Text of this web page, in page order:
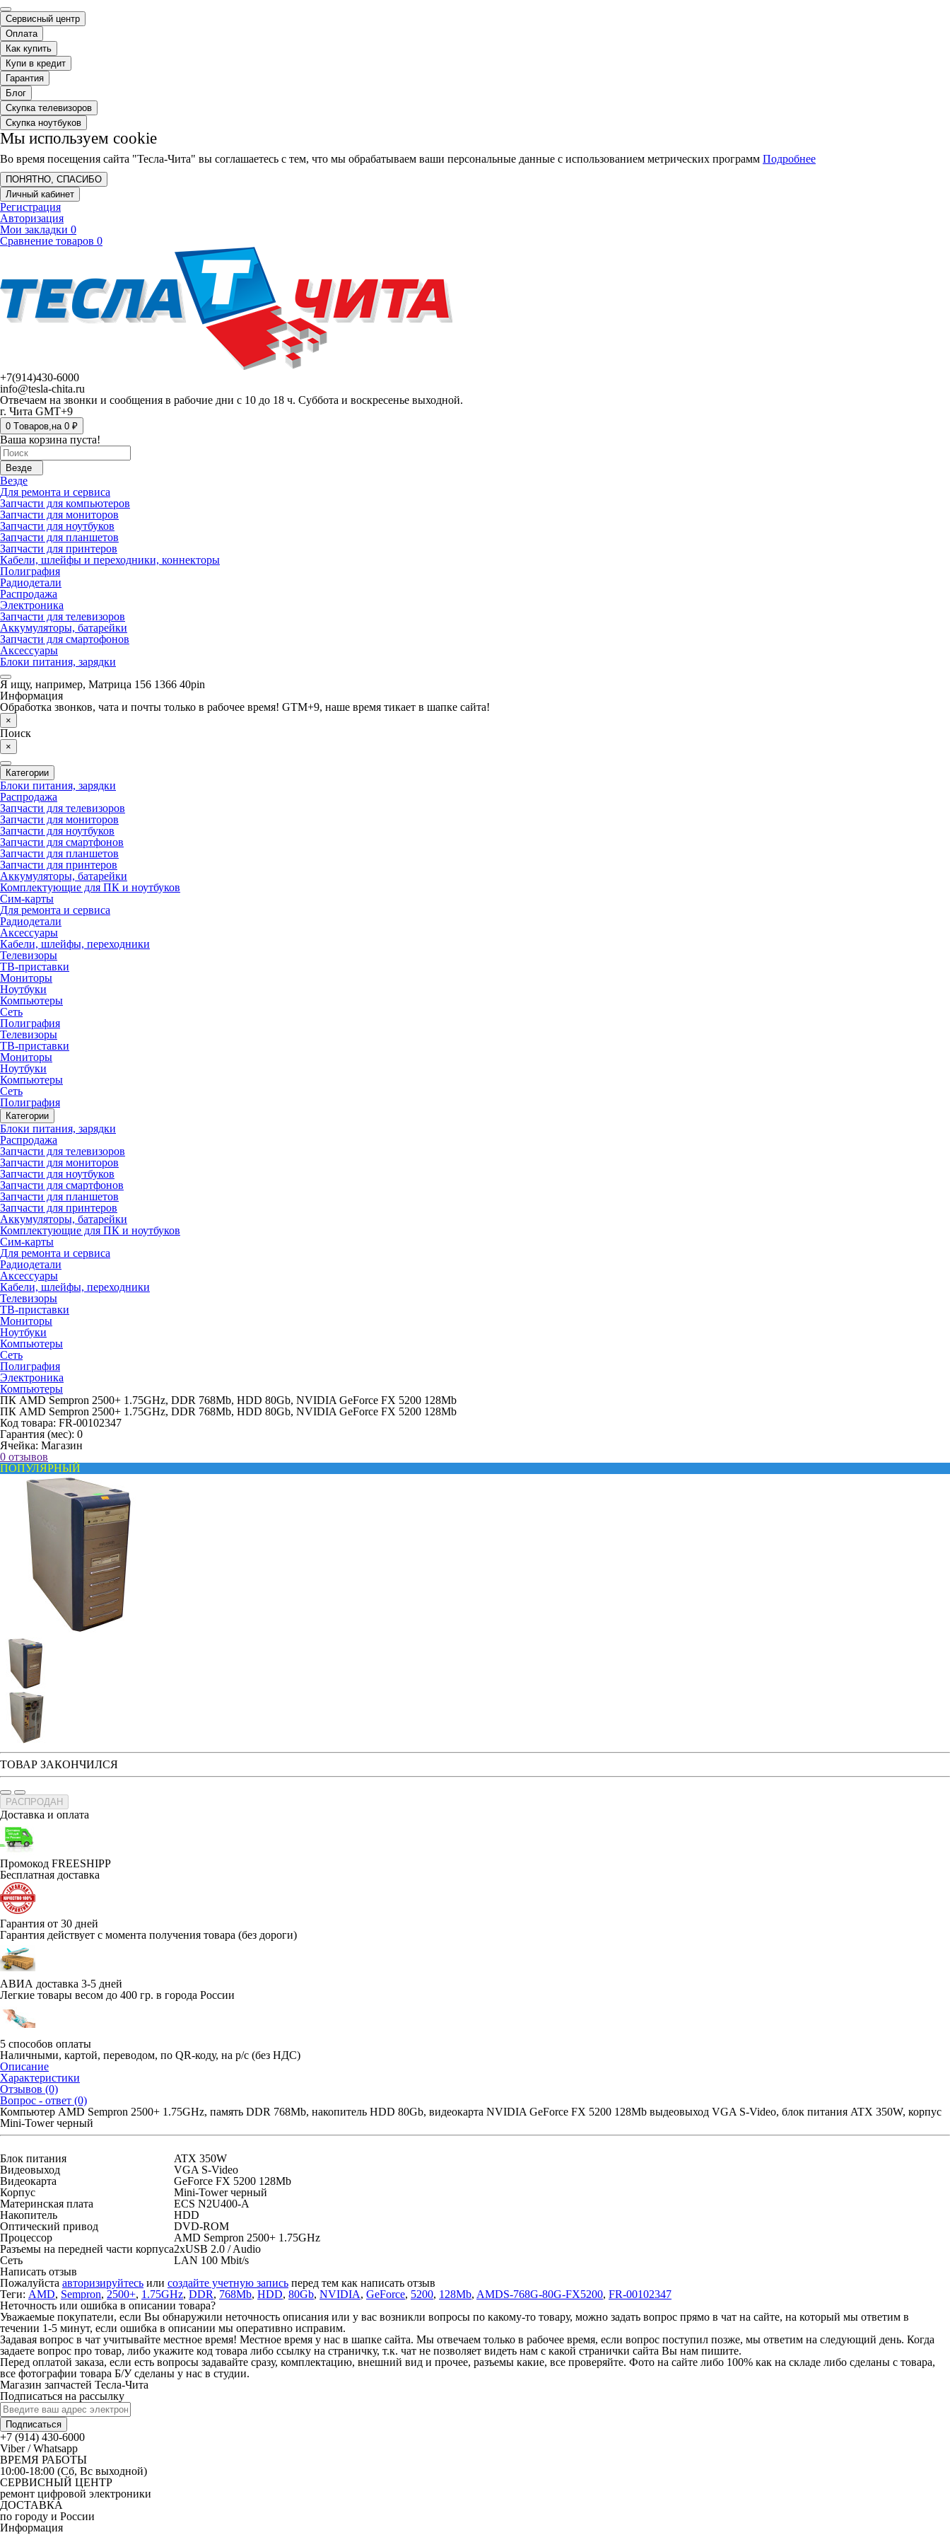
Сервисный центр
Оплата
Как купить
Купи в кредит
Гарантия
Блог
Скупка телевизоров
Скупка ноутбуков
Мы используем cookie
Во время посещения сайта "Тесла-Чита" вы соглашаетесь с тем, что мы обрабатываем ваши персональные данные с использованием метрических программ Подробнее
ПОНЯТНО, СПАСИБО
Личный кабинет
Регистрация
Авторизация
Мои закладки 0
Сравнение товаров 0
+7(914)430-6000
info@tesla-chita.ru
Отвечаем на звонки и сообщения в рабочие дни с 10 до 18 ч. Суббота и воскресенье выходной.
г. Чита GMT+9
0 Tоваров,на 0 ₽
Ваша корзина пуста!
Везде
Везде
Для ремонта и сервиса
Запчасти для компьютеров
Запчасти для мониторов
Запчасти для ноутбуков
Запчасти для планшетов
Запчасти для принтеров
Кабели, шлейфы и переходники, коннекторы
Полиграфия
Радиодетали
Распродажа
Электроника
Запчасти для телевизоров
Аккумуляторы, батарейки
Запчасти для смартофонов
Аксессуары
Блоки питания, зарядки
Я ищу, например, Матрица 156 1366 40pin
Информация
Обработка звонков, чата и почты только в рабочее время! GTM+9, наше время тикает в шапке сайта!
×
Поиск
×
Категории
Блоки питания, зарядки
Распродажа
Запчасти для телевизоров
Запчасти для мониторов
Запчасти для ноутбуков
Запчасти для смартфонов
Запчасти для планшетов
Запчасти для принтеров
Аккумуляторы, батарейки
Комплектующие для ПК и ноутбуков
Сим-карты
Для ремонта и сервиса
Радиодетали
Аксессуары
Кабели, шлейфы, переходники
Телевизоры
ТВ-приставки
Мониторы
Ноутбуки
Компьютеры
Сеть
Полиграфия
Телевизоры
ТВ-приставки
Мониторы
Ноутбуки
Компьютеры
Сеть
Полиграфия
Категории
Блоки питания, зарядки
Распродажа
Запчасти для телевизоров
Запчасти для мониторов
Запчасти для ноутбуков
Запчасти для смартфонов
Запчасти для планшетов
Запчасти для принтеров
Аккумуляторы, батарейки
Комплектующие для ПК и ноутбуков
Сим-карты
Для ремонта и сервиса
Радиодетали
Аксессуары
Кабели, шлейфы, переходники
Телевизоры
ТВ-приставки
Мониторы
Ноутбуки
Компьютеры
Сеть
Полиграфия
Электроника
Компьютеры
ПК AMD Sempron 2500+ 1.75GHz, DDR 768Mb, HDD 80Gb, NVIDIA GeForce FX 5200 128Mb
ПК AMD Sempron 2500+ 1.75GHz, DDR 768Mb, HDD 80Gb, NVIDIA GeForce FX 5200 128Mb
Код товара: FR-00102347
Гарантия (мес): 0
Ячейка: Магазин
0 отзывов
ПОПУЛЯРНЫЙ
ТОВАР ЗАКОНЧИЛСЯ
РАСПРОДАН
Доставка и оплата
Промокод FREESHIPP
Бесплатная доставка
Гарантия от 30 дней
Гарантия действует с момента получения товара (без дороги)
АВИА доставка 3-5 дней
Легкие товары весом до 400 гр. в города России
5 способов оплаты
Наличными, картой, переводом, по QR-коду, на р/с (без НДС)
Описание
Характеристики
Отзывов (0)
Вопрос - ответ (0)
Компьютер AMD Sempron 2500+ 1.75GHz, память DDR 768Mb, накопитель HDD 80Gb, видеокарта NVIDIA GeForce FX 5200 128Mb выдеовыход VGA S-Video, блок питания ATX 350W, корпус
Mini-Tower черный
Блок питания
ATX 350W
Видеовыход
VGA S-Video
Видеокарта
GeForce FX 5200 128Mb
Корпус
Mini-Tower черный
Материнская плата
ECS N2U400-A
Накопитель
HDD
Оптический привод
DVD-ROM
Процессор
AMD Sempron 2500+ 1.75GHz
Разъемы на передней части корпуса2xUSB 2.0 / Audio
Сеть
LAN 100 Mbit/s
Написать отзыв
Пожалуйста авторизируйтесь или создайте учетную запись перед тем как написать отзыв
Теги: AMD, Sempron, 2500+, 1.75GHz, DDR, 768Mb, HDD, 80Gb, NVIDIA, GeForce, 5200, 128Mb, AMDS-768G-80G-FX5200, FR-00102347
Неточность или ошибка в описании товара?
Уважаемые покупатели, если Вы обнаружили неточность описания или у вас возникли вопросы по какому-то товару, можно задать вопрос прямо в чат на сайте, на который мы ответим в
течении 1-5 минут, если ошибка в описании мы оперативно исправим.
Задавая вопрос в чат учитывайте местное время! Местное время у нас в шапке сайта. Мы отвечаем только в рабочее время, если вопрос поступил позже, мы ответим на следующий день. Когда
задаете вопрос про товар, либо укажите код товара либо ссылку на страничку, т.к. чат не позволяет видеть нам с какой странички сайта Вы нам пишите.
Перед оплатой заказа, если есть вопросы задавайте сразу, комплектацию, внешний вид и прочее, разъемы какие, все проверяйте. Фото на сайте либо 100% как на складе либо сделаны с товара,
все фотографии товара Б/У сделаны у нас в студии.
Магазин запчастей Тесла-Чита
Подписаться на рассылку
Подписаться
+7 (914) 430-6000
Viber / Whatsapp
ВРЕМЯ РАБОТЫ
10:00-18:00 (Сб, Вс выходной)
СЕРВИСНЫЙ ЦЕНТР
ремонт цифровой электроники
ДОСТАВКА
по городу и России
Информация